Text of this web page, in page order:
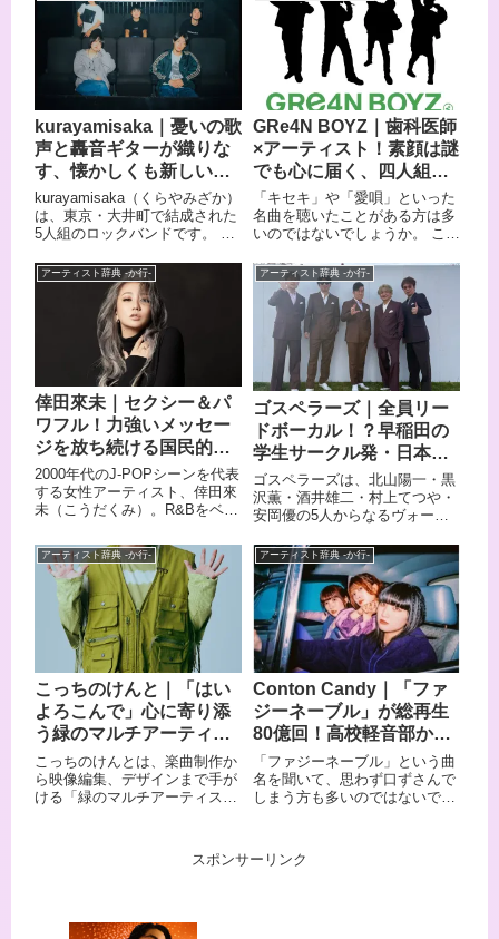
kurayamisaka｜憂いの歌
声と轟音ギターが織りな
す、懐かしくも新しい次
世代インディーロック
kurayamisaka（くらやみざか）
は、東京・大井町で結成された
5人組のロックバンドです。 謎
の活動を始め、瞬く間にインデ
ィーズシーンで大きな注目を集
めました。 1990年代から2000
年代のオルタナティブ・ロック
を思わせる轟音のギターサウン
ドに、どこか懐かしい歌謡感の
あるメロディと、憂いを帯びた
歌声を重ねたインディサウンド
が最大の特徴です。
bloodthirsty butchersやASIAN
KUNG-FU GENERATION、チャ
ットモンチー、toddleといった
アーティストへの敬愛を土台に
しながら、切なくも瑞々しい独
自の音楽世界を築き上げていま
代のオルタナティブ・ロックバ
ンドと言える存在です。 この記
事では、そんなkurayamisakaの
メンバーや来歴、おすすめ曲を
まとめてご紹介します。
GRe4N BOYZ｜歯科医師
×アーティスト！素顔は謎
でも心に届く、四人組ボ
ーカルグループの新章
「キセキ」や「愛唄」といった
名曲を聴いたことがある方は多
いのではないでしょうか。 これ
GRe4N BOYZ（グリーンボーイ
ズ）です。 彼らはGReeeeNと
して長年活動し、数々のヒット
曲で日本中に感動を届けてきま
した。 メンバー全員が現役の歯
科医師という異色の経歴を持
ち、医療と音楽活動を両立させ
ています。 そのため、デビュー
当初から一貫して顔を公開せず
に活動を続けているのが大きな
特徴です。 GReeeeNから改名
した現在も、少年のような純粋
な気持ちで音楽制作に取り組み
続けています。
アーティスト辞典 -か行-
倖田來未｜セクシー＆パ
ワフル！力強いメッセー
ジを放ち続ける国民的歌
姫
2000年代のJ-POPシーンを代表
する女性アーティスト、倖田來
未（こうだくみ）。R&Bをベー
と圧倒的な歌唱力、そしてセク
シーでパワフルなパフォーマン
スで、多くのファンを魅了して
きました。ベストアルバムのダ
ブルミリオンセールス、東京ド
ーム公演の開催、そして低迷期
を経ての復活劇まで、波瀾万丈
な音楽人生を歩んできた彼女の
魅力とおすすめ楽曲を紹介しま
す。
アーティスト辞典 -か行-
ゴスペラーズ｜全員リー
ドボーカル！？早稲田の
学生サークル発・日本を
代表する5人組アカペラグ
ループ
ゴスペラーズは、北山陽一・黒
沢薫・酒井雄二・村上てつや・
安岡優の5人からなるヴォーカ
稲田大学のアカペラサークル
「Street Corner Symphony」を
母体に結成され、メンバーチェ
ンジを経て現在の5人体制とな
り、1994年のメジャーデビュー
以降「永遠に」「ひとり」「星
屑の街」「ミモザ」など多数の
ヒット曲を送り出してきまし
た。 「声の宝石箱」と呼ばれる
ほどの美しいハーモニーを武器
に、楽器を一切使わないアカペ
ラスタイルから、ハウス・ゴス
ペル・ソウルを取り込んだバン
ドサウンドまで幅広い音楽性を
持ちます。 5人全員がリードボ
アカペラを目指した」という出
発点から生まれたもので、メジ
アーティスト辞典 -か行-
こっちのけんと｜「はい
よろこんで」心に寄り添
う緑のマルチアーティス
ト
こっちのけんとは、楽曲制作か
ら映像編集、デザインまで手が
ける「緑のマルチアーティス
は、自身がうつ病を経験したか
らこそ生まれる実体験に基づい
り添います。会社員時代の自分
アーティスト辞典 -か行-
Conton Candy｜「ファ
ジーネーブル」が総再生
80億回！高校軽音部から
駆け上がるガールズロッ
ク
「ファジーネーブル」という曲
名を聞いて、思わず口ずさんで
しまう方も多いのではないでし
Billboard JAPANの「JAPAN
Heatseekers Songs」「TikTok
スポンサーリンク